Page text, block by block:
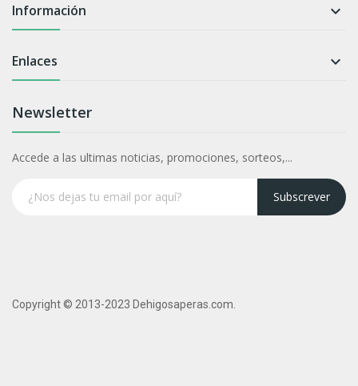
Información 
Enlaces 
Newsletter
Accede a las ultimas noticias, promociones, sorteos,...
Subscrever
Copyright © 2013-2023 Dehigosaperas.com.